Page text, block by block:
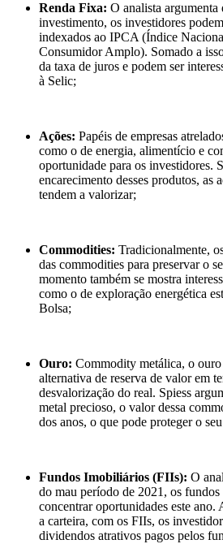
Renda Fixa: O analista argumenta
investimento, os investidores
indexados ao IPCA (Índice
Consumidor Amplo). Somado a
da taxa de juros e podem ser
à Selic;
Ações: Papéis de empresas
como o de energia, alimentício e
oportunidade para os investidores.
encarecimento desses produtos, as
tendem a valorizar;
Commodities: Tradicionalmente,
das commodities para preservar o
momento também se mostra
como o de exploração energética
Bolsa;
Ouro: Commodity metálica, o
alternativa de reserva de valor em
desvalorização do real. Spiess
metal precioso, o valor dessa
dos anos, o que pode proteger o
Fundos Imobiliários (FIIs): O
do mau período de 2021, os
concentrar oportunidades este
a carteira, com os FIIs, os
dividendos atrativos pagos pelos